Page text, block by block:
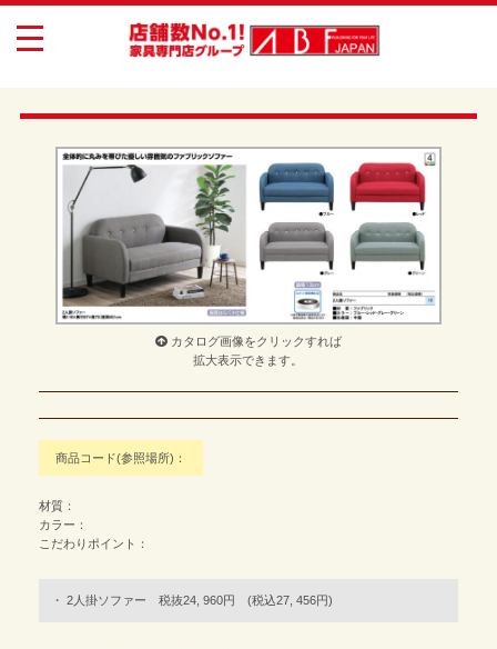
toggle
navigation
カタログ画像をクリックすれば
拡大表示できます。
商品コード(参照場所)：
材質：
カラー：
こだわりポイント：
2人掛ソファー 税抜24, 960円 (税込27, 456円)